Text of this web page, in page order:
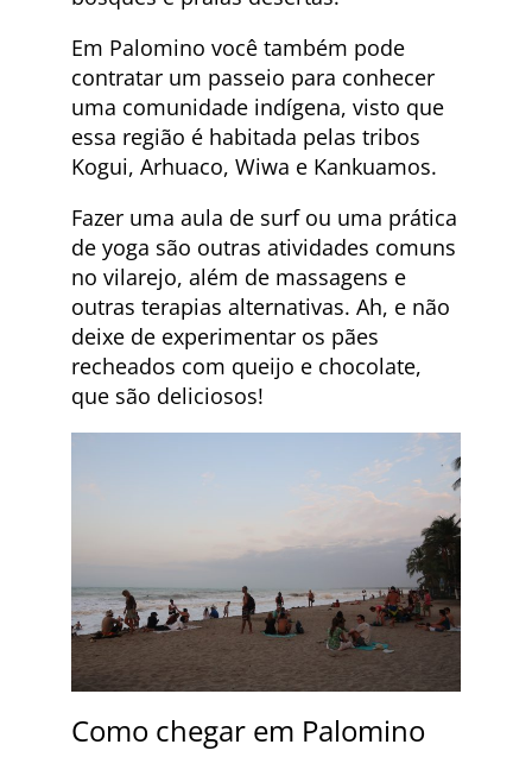
Em Palomino você também pode
contratar um passeio para conhecer
uma comunidade indígena, visto que
essa região é habitada pelas tribos
Kogui, Arhuaco, Wiwa e Kankuamos.
Fazer uma aula de surf ou uma prática
de yoga são outras atividades comuns
no vilarejo, além de massagens e
outras terapias alternativas. Ah, e não
deixe de experimentar os pães
recheados com queijo e chocolate,
que são deliciosos!
Como chegar em Palomino